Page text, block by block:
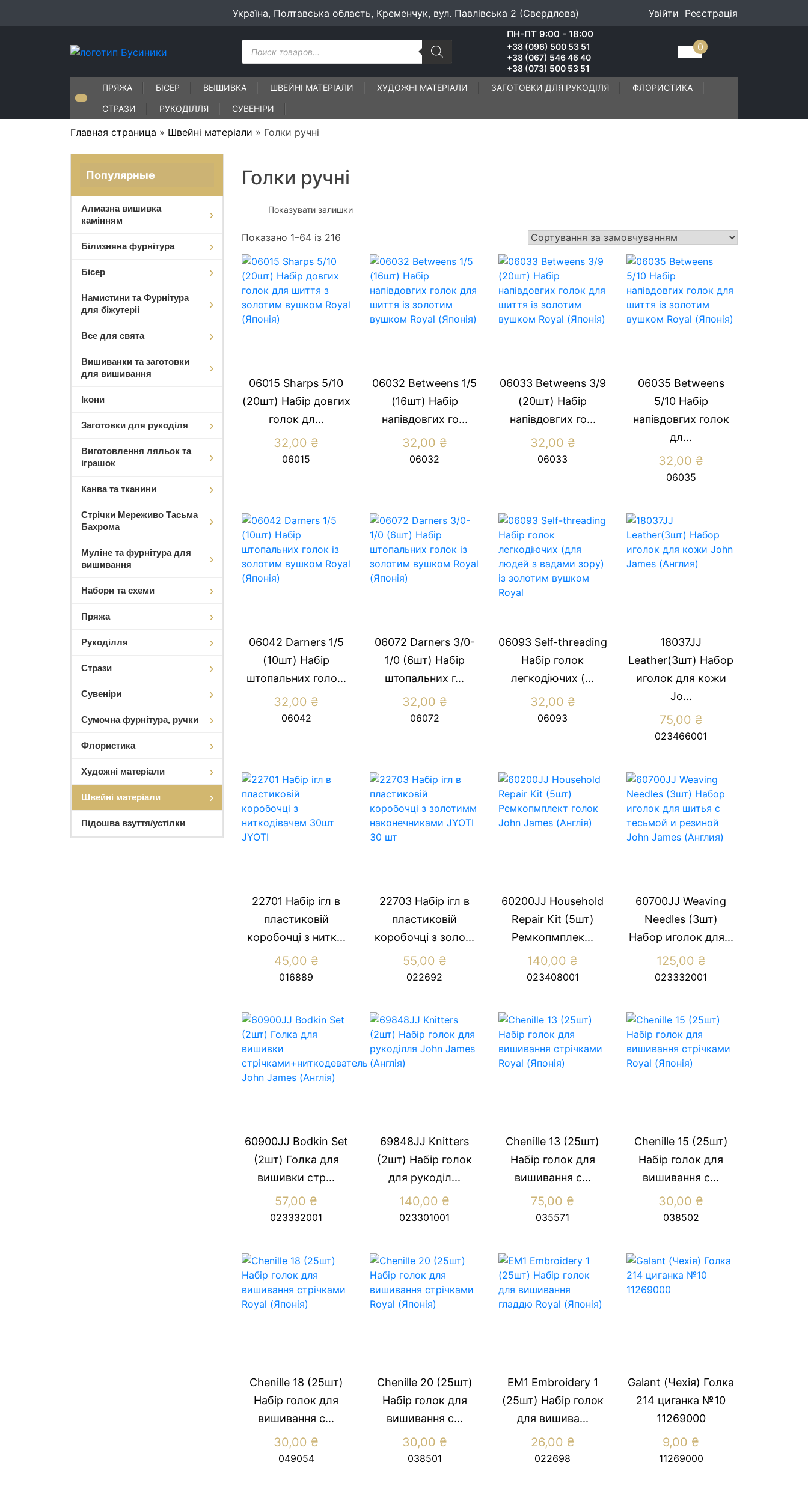
Україна, Полтавська область, Кременчук, вул. Павлівська 2 (Свердлова) Увійти Реєстрація
Пошук
товарів
ПН-ПТ 9:00 - 18:00
+38 (096) 500 53 51
+38 (067) 546 46 40
+38 (073) 500 53 51
0
ПРЯЖА БІСЕР ВЫШИВКА ШВЕЙНІ МАТЕРІАЛИ ХУДОЖНІ МАТЕРІАЛИ ЗАГОТОВКИ ДЛЯ РУКОДІЛЯ ФЛОРИСТИКА
СТРАЗИ РУКОДІЛЛЯ СУВЕНІРИ
Главная страница » Швейні матеріали » Голки ручні
Популярные
Алмазна вишивка
камінням
Білизняна фурнітура
Бісер
Намистини та Фурнітура
для біжутеріі
Все для свята
Вишиванки та заготовки
для вишивання
Ікони
Заготовки для рукоділя
Виготовлення ляльок та
іграшок
Канва та тканини
Стрічки Мереживо Тасьма
Бахрома
Муліне та фурнітура для
вишивання
Набори та схеми
Пряжа
Рукоділля
Стрази
Сувеніри
Сумочна фурнітура, ручки
Флористика
Художні матеріали
Швейні матеріали
Підошва взуття/устілки
Голки ручні
Показувати залишки
Показано 1–64 із 216
06015 Sharps 5/10
(20шт) Набір довгих
голок дл...
32,00 ₴
06015
06032 Betweens 1/5
(16шт) Набір
напівдовгих го...
32,00 ₴
06032
06033 Betweens 3/9
(20шт) Набір
напівдовгих го...
32,00 ₴
06033
06035 Betweens
5/10 Набір
напівдовгих голок
дл...
32,00 ₴
06035
06042 Darners 1/5
(10шт) Набір
штопальних голо...
32,00 ₴
06042
06072 Darners 3/0-
1/0 (6шт) Набір
штопальних г...
32,00 ₴
06072
06093 Self-threading
Набір голок
легкодіючих (...
32,00 ₴
06093
18037JJ
Leather(3шт) Набор
иголок для кожи
Jo...
75,00 ₴
023466001
22701 Набір ігл в
пластиковій
коробочці з нитк...
45,00 ₴
016889
22703 Набір ігл в
пластиковій
коробочці з золо...
55,00 ₴
022692
60200JJ Household
Repair Kit (5шт)
Ремкопмплек...
140,00 ₴
023408001
60700JJ Weaving
Needles (3шт)
Набор иголок для...
125,00 ₴
023332001
60900JJ Bodkin Set
(2шт) Голка для
вишивки стр...
57,00 ₴
023332001
69848JJ Knitters
(2шт) Набір голок
для рукоділ...
140,00 ₴
023301001
Chenille 13 (25шт)
Набір голок для
вишивання с...
75,00 ₴
035571
Chenille 15 (25шт)
Набір голок для
вишивання с...
30,00 ₴
038502
Chenille 18 (25шт)
Набір голок для
вишивання с...
30,00 ₴
049054
Chenille 20 (25шт)
Набір голок для
вишивання с...
30,00 ₴
038501
EM1 Embroidery 1
(25шт) Набір голок
для вишива...
26,00 ₴
022698
Galant (Чехія) Голка
214 циганка №10
11269000
9,00 ₴
11269000